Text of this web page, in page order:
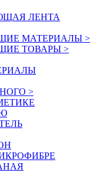
ЛЕНТА
МАТЕРИАЛЫ >
ТОВАРЫ >
>